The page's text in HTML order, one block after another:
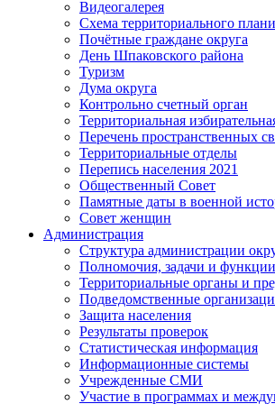
Видеогалерея
Схема территориального
Почётные граждане округа
День Шпаковского района
Туризм
Дума округа
Контрольно счетный орган
Территориальная
Перечень пространственных
Территориальные отделы
Перепись населения 2021
Общественный Совет
Памятные даты в военной
Совет женщин
Администрация
Структура администрации
Полномочия, задачи и функции
Территориальные органы и
Подведомственные
Защита населения
Результаты проверок
Статистическая информация
Информационные системы
Учрежденные СМИ
Участие в программах и